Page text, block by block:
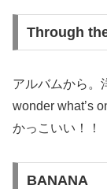
Through
アルバムから。
wonder what’s
かっこいい！！
BANANA